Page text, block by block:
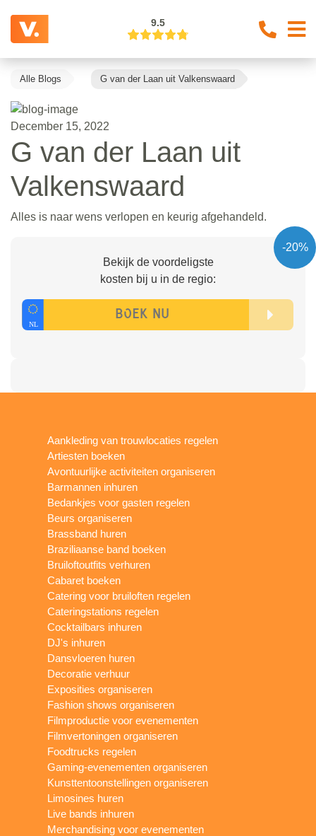
9.5
Alle Blogs G van der Laan uit Valkenswaard
December 15, 2022
G van der Laan uit
Valkenswaard
Alles is naar wens verlopen en keurig afgehandeld.
-20%
Bekijk de voordeligste
kosten bij u in de regio:
Aankleding van trouwlocaties regelen
Artiesten boeken
Avontuurlijke activiteiten organiseren
Barmannen inhuren
Bedankjes voor gasten regelen
Beurs organiseren
Brassband huren
Braziliaanse band boeken
Bruiloftoutfits verhuren
Cabaret boeken
Catering voor bruiloften regelen
Cateringstations regelen
Cocktailbars inhuren
DJ's inhuren
Dansvloeren huren
Decoratie verhuur
Exposities organiseren
Fashion shows organiseren
Filmproductie voor evenementen
Filmvertoningen organiseren
Foodtrucks regelen
Gaming-evenementen organiseren
Kunsttentoonstellingen organiseren
Limosines huren
Live bands inhuren
Merchandising voor evenementen